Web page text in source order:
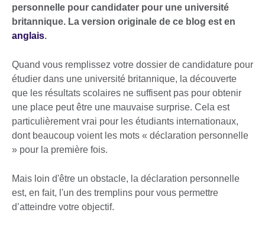
personnelle pour candidater pour une université
britannique. La version originale de ce blog est en
anglais.
Quand vous remplissez votre dossier de candidature pour
étudier dans une université britannique, la découverte
que les résultats scolaires ne suffisent pas pour obtenir
une place peut être une mauvaise surprise. Cela est
particulièrement vrai pour les étudiants internationaux,
dont beaucoup voient les mots « déclaration personnelle
» pour la première fois.
Mais loin d'être un obstacle, la déclaration personnelle
est, en fait, l'un des tremplins pour vous permettre
d’atteindre votre objectif.